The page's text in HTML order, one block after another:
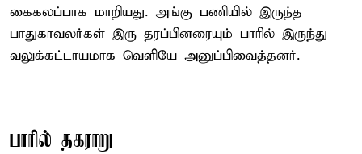
கைகலப்பாக மாறியது. அங்கு பணியில் இருந்த
பாதுகாவலர்கள் இரு தரப்பினரையும் பாரில் இருந்து
வலுக்கட்டாயமாக வெளியே அனுப்பிவைத்தனர்.
பாரில் தகராறு